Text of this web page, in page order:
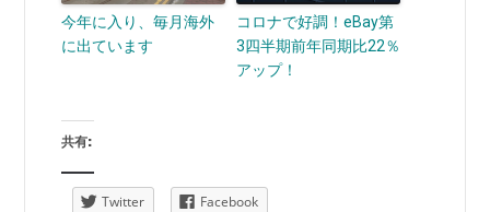
今年に入り、毎月海外
に出ています
コロナで好調！eBay第
3四半期前年同期比22％
アップ！
共有:
Twitter Facebook